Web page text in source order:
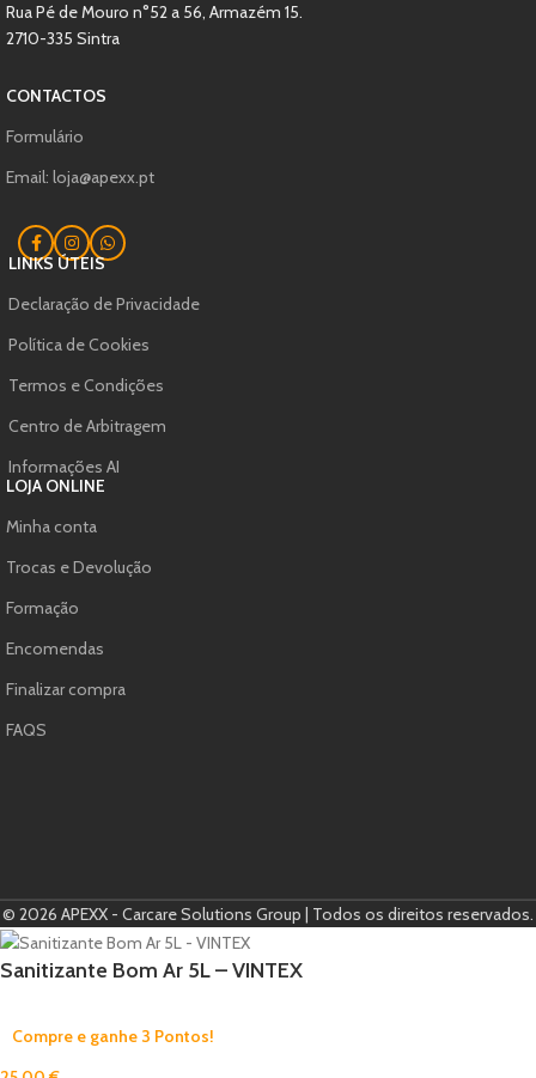
Rua Pé de Mouro n°52 a 56, Armazém 15.
2710-335 Sintra
CONTACTOS
Formulário
Email: loja@apexx.pt
LINKS ÚTEIS
Declaração de Privacidade
Política de Cookies
Termos e Condições
Centro de Arbitragem
Informações AI
LOJA ONLINE
Minha conta
Trocas e Devolução
Formação
Encomendas
Finalizar compra
FAQS
© 2026 APEXX - Carcare Solutions Group | Todos os direitos reservados.
Sanitizante Bom Ar 5L – VINTEX
Compre e ganhe 3 Pontos!